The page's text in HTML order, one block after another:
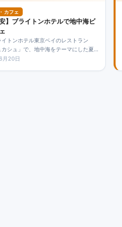
カフェ
安】ブライトンホテルで地中海ビ
トンホテル東京ベイのレストラン
カシュ」で、地中海をテーマにした夏
ッフェが提供されています。
月20日